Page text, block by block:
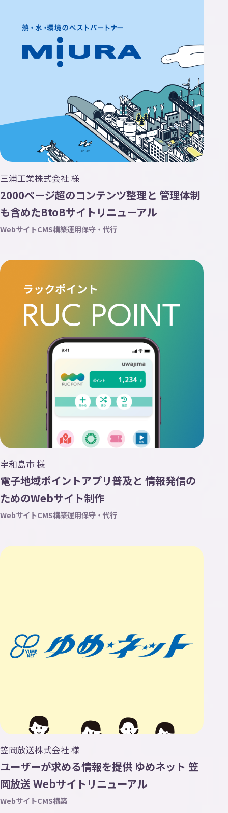
三浦工業株式会社 様
2000ページ超のコンテンツ整理と 管理体制
も含めたBtoBサイトリニューアル
WebサイトCMS構築運用保守・代行
宇和島市 様
電子地域ポイントアプリ普及と 情報発信の
ためのWebサイト制作
WebサイトCMS構築運用保守・代行
笠岡放送株式会社 様
ユーザーが求める情報を提供 ゆめネット 笠
岡放送 Webサイトリニューアル
WebサイトCMS構築